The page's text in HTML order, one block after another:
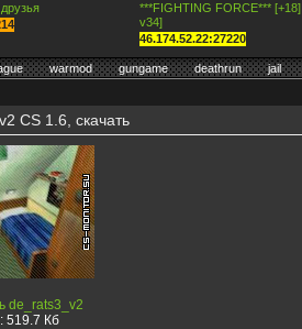
***FIGHTING FORCE***
v34]
46.174.52.22:27220
warmod gungame deathrun jail
CS 1.6, скачать
de_rats3_v2
519.7 Кб